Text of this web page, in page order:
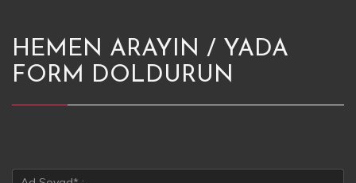
HEMEN ARAYIN / YADA
FORM DOLDURUN